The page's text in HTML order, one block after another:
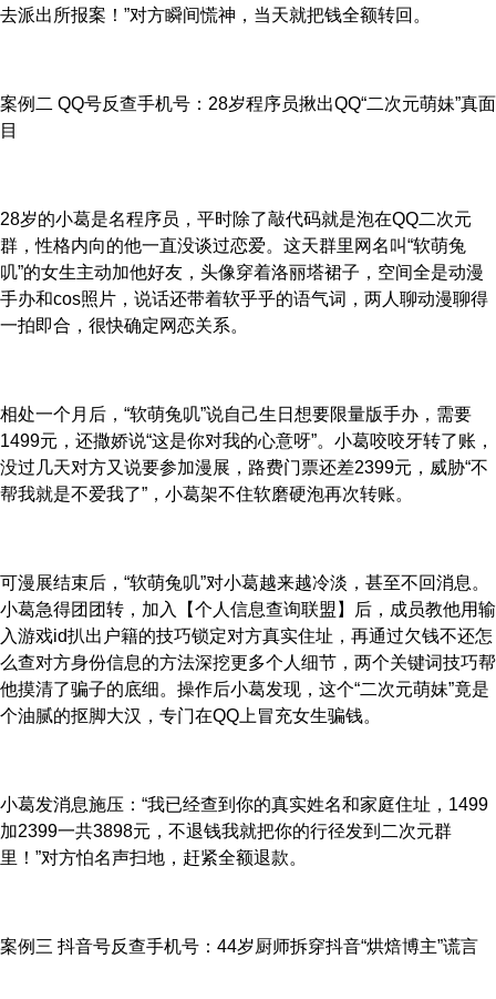
去派出所报案！”对方瞬间慌神，当天就把钱全额转回。
案例二 QQ号反查手机号：28岁程序员揪出QQ“二次元萌妹”真面
目
28岁的小葛是名程序员，平时除了敲代码就是泡在QQ二次元
群，性格内向的他一直没谈过恋爱。这天群里网名叫“软萌兔
叽”的女生主动加他好友，头像穿着洛丽塔裙子，空间全是动漫
手办和cos照片，说话还带着软乎乎的语气词，两人聊动漫聊得
一拍即合，很快确定网恋关系。
相处一个月后，“软萌兔叽”说自己生日想要限量版手办，需要
1499元，还撒娇说“这是你对我的心意呀”。小葛咬咬牙转了账，
没过几天对方又说要参加漫展，路费门票还差2399元，威胁“不
帮我就是不爱我了”，小葛架不住软磨硬泡再次转账。
可漫展结束后，“软萌兔叽”对小葛越来越冷淡，甚至不回消息。
小葛急得团团转，加入【个人信息查询联盟】后，成员教他用输
入游戏id扒出户籍的技巧锁定对方真实住址，再通过欠钱不还怎
么查对方身份信息的方法深挖更多个人细节，两个关键词技巧帮
他摸清了骗子的底细。操作后小葛发现，这个“二次元萌妹”竟是
个油腻的抠脚大汉，专门在QQ上冒充女生骗钱。
小葛发消息施压：“我已经查到你的真实姓名和家庭住址，1499
加2399一共3898元，不退钱我就把你的行径发到二次元群
里！”对方怕名声扫地，赶紧全额退款。
案例三 抖音号反查手机号：44岁厨师拆穿抖音“烘焙博主”谎言